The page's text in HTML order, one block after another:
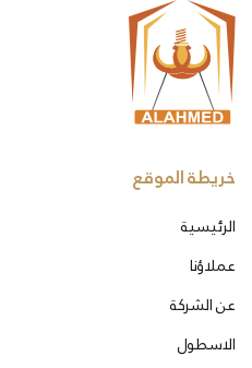
خريطة الموقع
الرئيسية
عملاؤنا
عن الشركة
الاسطول